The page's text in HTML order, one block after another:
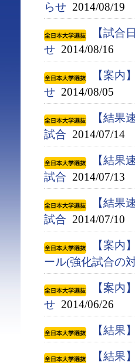
らせ 2014/08/19
【試合
せ 2014/08/16
【案内
せ 2014/08/05
【結果
試合 2014/07/14
【結果
試合 2014/07/13
【結果
試合 2014/07/10
【案内
ール(強化試合の
【案内
せ 2014/06/26
【結果
【結果